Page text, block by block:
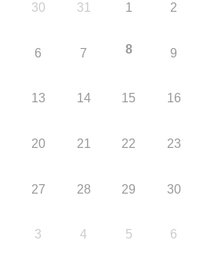
30 31 1 2
6 7 8 9
13 14 15 16
20 21 22 23
27 28 29 30
3 4 5 6